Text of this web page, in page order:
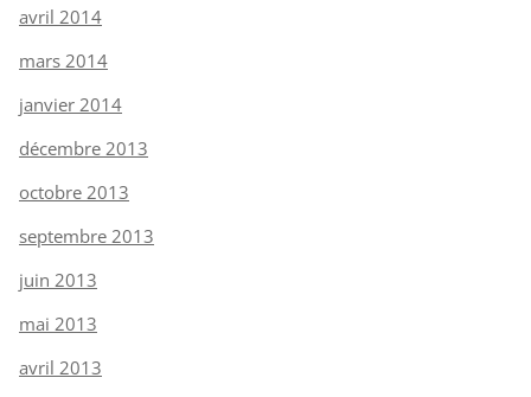
avril 2014
mars 2014
janvier 2014
décembre 2013
octobre 2013
septembre 2013
juin 2013
mai 2013
avril 2013